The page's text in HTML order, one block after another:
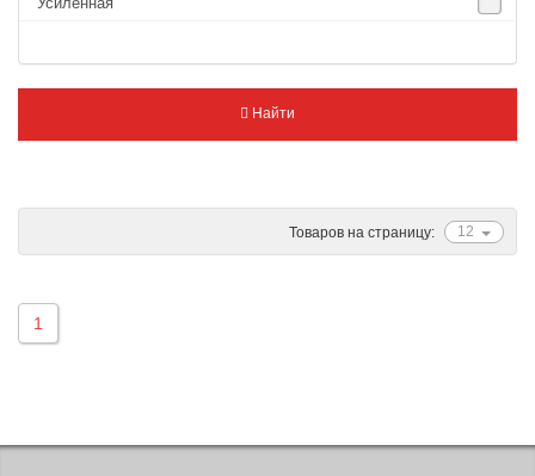
Arivo
Armstrong
ATF
Austone
Найти
12
Товаров на страницу:
1